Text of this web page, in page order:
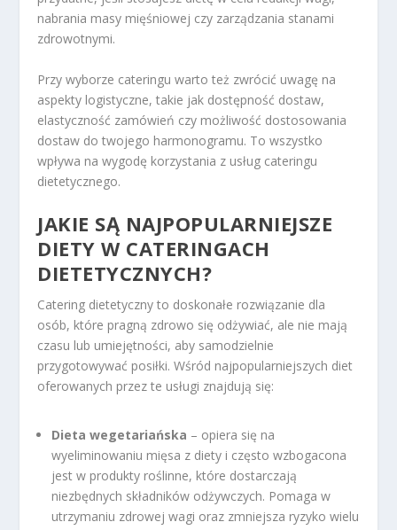
nabrania masy mięśniowej czy zarządzania stanami
zdrowotnymi.
Przy wyborze cateringu warto też zwrócić uwagę na
aspekty logistyczne, takie jak dostępność dostaw,
elastyczność zamówień czy możliwość dostosowania
dostaw do twojego harmonogramu. To wszystko
wpływa na wygodę korzystania z usług cateringu
dietetycznego.
JAKIE SĄ NAJPOPULARNIEJSZE
DIETY W CATERINGACH
DIETETYCZNYCH?
Catering dietetyczny to doskonałe rozwiązanie dla
osób, które pragną zdrowo się odżywiać, ale nie mają
czasu lub umiejętności, aby samodzielnie
przygotowywać posiłki. Wśród najpopularniejszych diet
oferowanych przez te usługi znajdują się:
Dieta wegetariańska – opiera się na
wyeliminowaniu mięsa z diety i często wzbogacona
jest w produkty roślinne, które dostarczają
niezbędnych składników odżywczych. Pomaga w
utrzymaniu zdrowej wagi oraz zmniejsza ryzyko wielu